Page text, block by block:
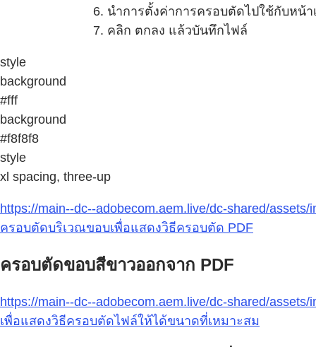
นำการตั้งค่าการครอบตัดไปใช้กับหน้
คลิก ตกลง แล้วบันทึกไฟล์
style
background
#fff
background
#f8f8f8
style
xl spacing, three-up
https://main--dc--adobecom.aem.live/dc-shared/
ครอบตัดบริเวณขอบเพื่อแสดงวิธีครอบตัด PDF
ครอบตัดขอบสีขาวออกจาก PDF
https://main--dc--adobecom.aem.live/dc-shared/
เพื่อแสดงวิธีครอบตัดไฟล์ให้ได้ขนาดที่เหมาะสม